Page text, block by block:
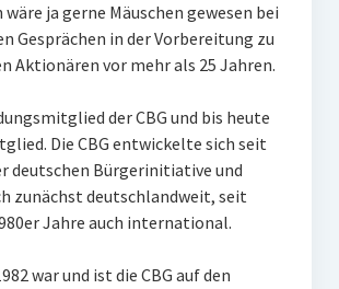
wäre ja gerne Mäuschen gewesen bei
Gesprächen in der Vorbereitung zu
Aktionären vor mehr als 25 Jahren.
der CBG und bis heute
Die CBG entwickelte sich seit
deutschen Bürgerinitiative und
zunächst deutschlandweit, seit
Jahre auch international.
war und ist die CBG auf den